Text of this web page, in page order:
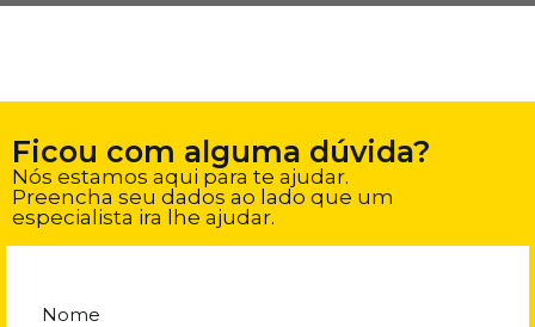
Ficou com alguma dúvida?
Nós estamos aqui para te ajudar.
Preencha seu dados ao lado que um
especialista ira lhe ajudar.
Nome